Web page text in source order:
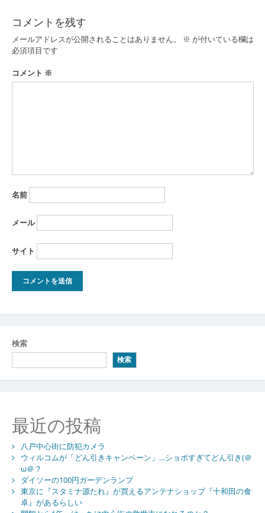
ゲ
ー
シ
ョ
コメントを残す
メールアドレスが公開されることはありません。 ※ が付いている欄は
必須項目です
コメント ※
名前
メール
サイト
検索
検索
最近の投稿
八戸中心街に防犯カメラ
ウィルコムが「どん引きキャンペーン」…ショボすぎてどん引き(＠
ω＠？
ダイソーの100円ガーデンランプ
東京に『スタミナ源たれ』が買えるアンテナショップ『十和田の食
卓』があるらしい